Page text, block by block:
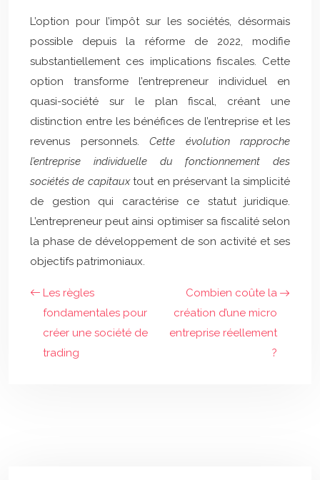
L’option pour l’impôt sur les sociétés, désormais
possible depuis la réforme de 2022, modifie
substantiellement ces implications fiscales. Cette
option transforme l’entrepreneur individuel en
quasi-société sur le plan fiscal, créant une
distinction entre les bénéfices de l’entreprise et les
revenus personnels. Cette évolution rapproche
l’entreprise individuelle du fonctionnement des
sociétés de capitauxtout en préservant la simplicité
de gestion qui caractérise ce statut juridique.
L’entrepreneur peut ainsi optimiser sa fiscalité selon
la phase de développement de son activité et ses
objectifs patrimoniaux.
Les règles
fondamentales pour
créer une société de
trading
Combien coûte la
création d’une micro
entreprise réellement
?